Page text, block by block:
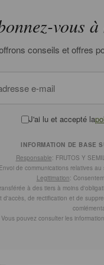
vous
conseils et offres
J'ai lu et accepté la
INFORMATION DE BASE
Responsable: FRUTOS Y
de communications relatives
Legitimation:
à des tiers à moins
d'accès, de rectification et de
Vous pouvez consulter les